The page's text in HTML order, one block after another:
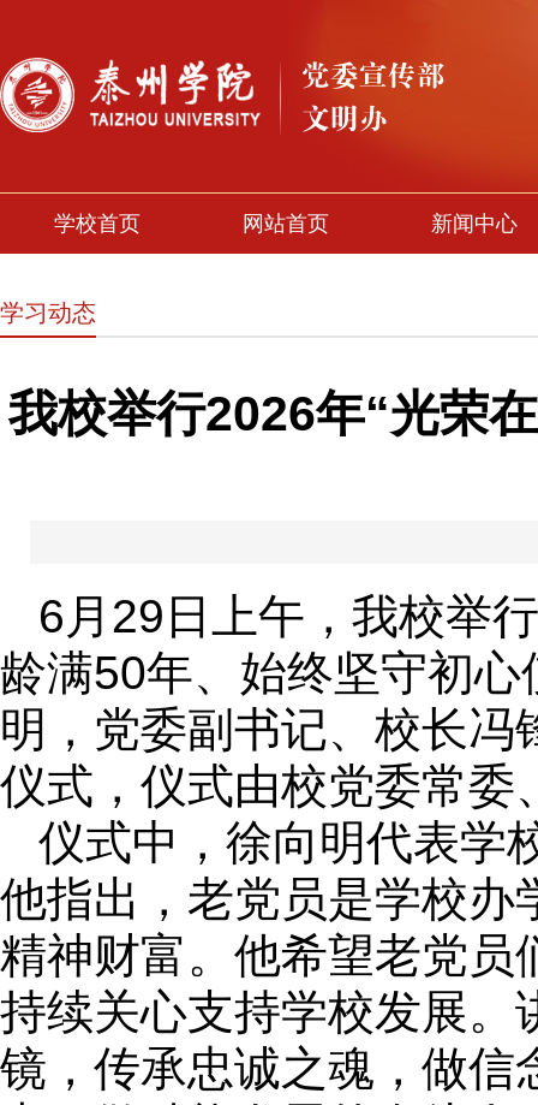
学校首页 网站首页 新闻中心
学习动态
我校举行2026年“光荣
6月29日上午，我校举
龄满50年、始终坚守初
明，党委副书记、校长
仪式，仪式由校党委常委
仪式中，徐向明代表学
他指出，老党员是学校办
精神财富。他希望老党员
持续关心支持学校发展。
镜，传承忠诚之魂，做信